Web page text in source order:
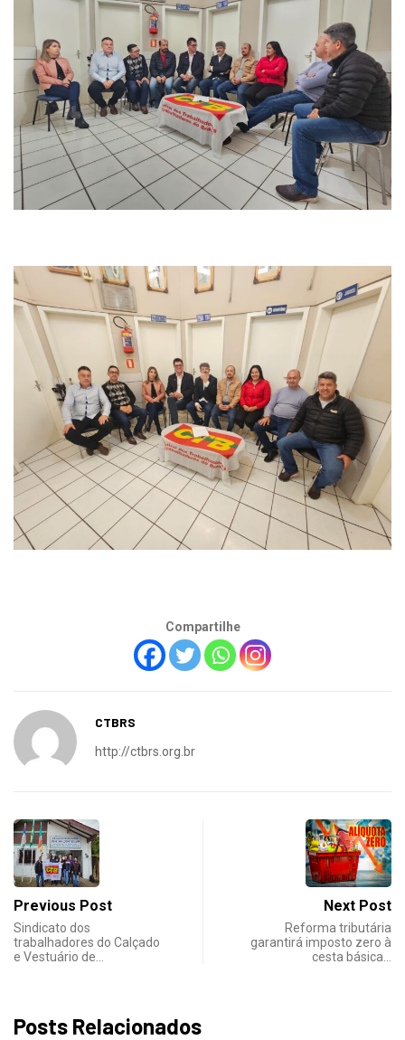
Compartilhe
CTBRS
http://ctbrs.org.br
Previous Post
Sindicato dos
trabalhadores do Calçado
e Vestuário de…
Next Post
Reforma tributária
garantirá imposto zero à
cesta básica…
Posts Relacionados